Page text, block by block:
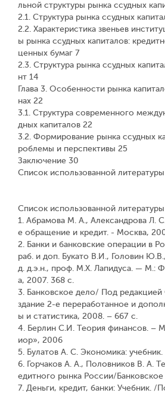
льной структуры рынка ссудных
2.1. Структура рынка ссудных
2.2. Характеристика звеньев
ы рынка ссудных капиталов:
ценных бумаг 7
2.3. Структура рынка ссудных
нт 14
Глава 3. Особенности рынка
нах 22
3.1. Структура современного
дных капиталов 22
3.2. Формирование рынка ссудных
роблемы и перспективы 25
Заключение 30
Список использованной
Список использованной литературы
1. Абрамова М. А., Александрова Л.
е обращение и кредит. - Москва,
2. Банки и банковские операции в
раб. и доп. Букато В.И., Головин
д. д.э.н., проф. М.Х. Лапидуса. — М.:
а, 2007. 368 с.
3. Банковское дело/ Под
здание 2-е переработанное и
ы и статистика, 2008. – 667 с.
4. Берлин С.И. Теория финансов. –
иор», 2006
5. Булатов А. С. Экономика:
6. Горчаков А. А., Половников В. А.
едитного рынка России/
7. Деньги, кредит, банки: Учебник.